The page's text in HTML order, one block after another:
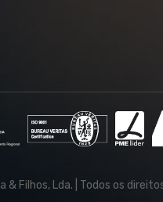
& Filhos, Lda. | Todos os